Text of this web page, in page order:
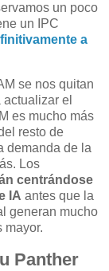
un poco
un IPC
a
se nos quitan
el
es mucho más
resto de
demanda de la
Los
centrándose
IA antes que la
generan mucho
mayor.
Panther